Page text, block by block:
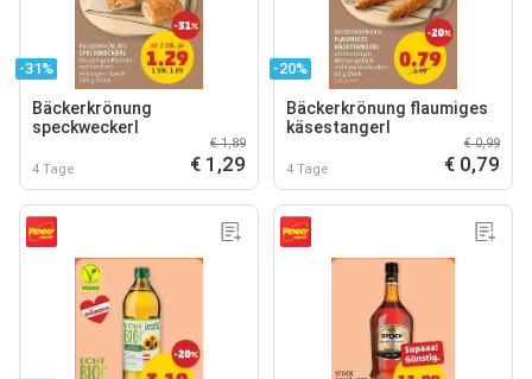
-31%
Bäckerkrönung
speckweckerl
4 Tage
€ 1,89
€ 1,29
-20%
Bäckerkrönung flaumiges
käsestangerl
4 Tage
€ 0,99
€ 0,79